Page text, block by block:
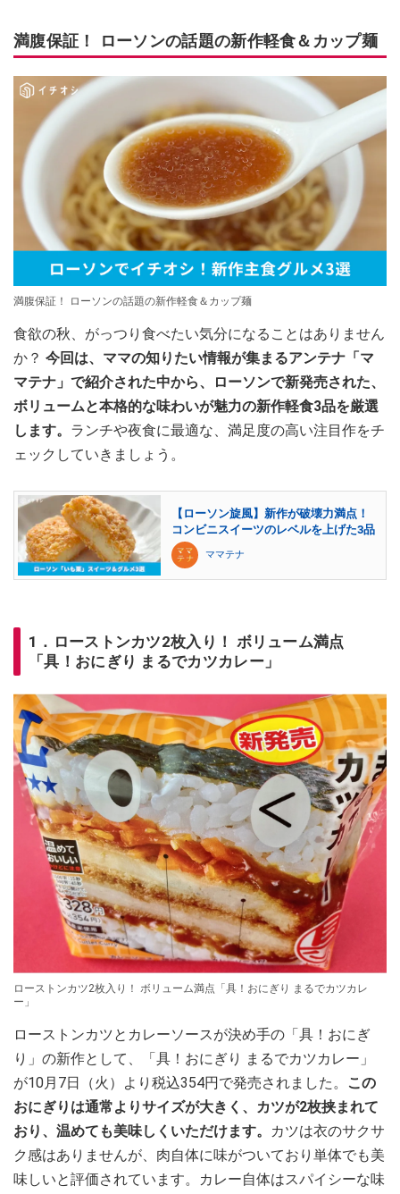
満腹保証！ ローソンの話題の新作軽食＆カップ麺
満腹保証！ ローソンの話題の新作軽食＆カップ麺
食欲の秋、がっつり食べたい気分になることはありません
か？ 今回は、ママの知りたい情報が集まるアンテナ「マ
マテナ」で紹介された中から、ローソンで新発売された、
ボリュームと本格的な味わいが魅力の新作軽食3品を厳選
します。 ランチや夜食に最適な、満足度の高い注目作をチ
ェックしていきましょう。
【ローソン旋風】新作が破壊力満点！
コンビニスイーツのレベルを上げた3品
ママテナ
1．ローストンカツ2枚入り！ ボリューム満点
「具！おにぎり まるでカツカレー」
ローストンカツ2枚入り！ ボリューム満点「具！おにぎり まるでカツカレ
ー」
ローストンカツとカレーソースが決め手の「具！おにぎ
り」の新作として、「具！おにぎり まるでカツカレー」
が10月7日（火）より税込354円で発売されました。
この
おにぎりは通常よりサイズが大きく、カツが2枚挟まれて
おり、温めても美味しくいただけます。
カツは衣のサクサ
ク感はありませんが、肉自体に味がついており単体でも美
味しいと評価されています。カレー自体はスパイシーな味